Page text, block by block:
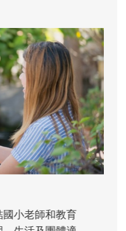
人│讀懂父親的
男人總是在一次